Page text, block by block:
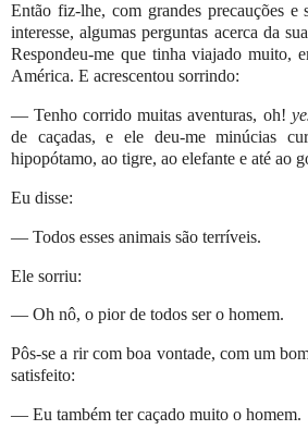
Então fiz-lhe, com grandes precauções
interesse, algumas perguntas acerca da
Respondeu-me que tinha viajado muito,
América. E acrescentou sorrindo:
— Tenho corrido muitas aventuras, oh!
de caçadas, e ele deu-me minúcias
hipopótamo, ao tigre, ao elefante e até ao
Eu disse:
— Todos esses animais são terríveis.
Ele sorriu:
— Oh nô, o pior de todos ser o homem.
Pôs-se a rir com boa vontade, com um
satisfeito:
— Eu também ter caçado muito o homem.